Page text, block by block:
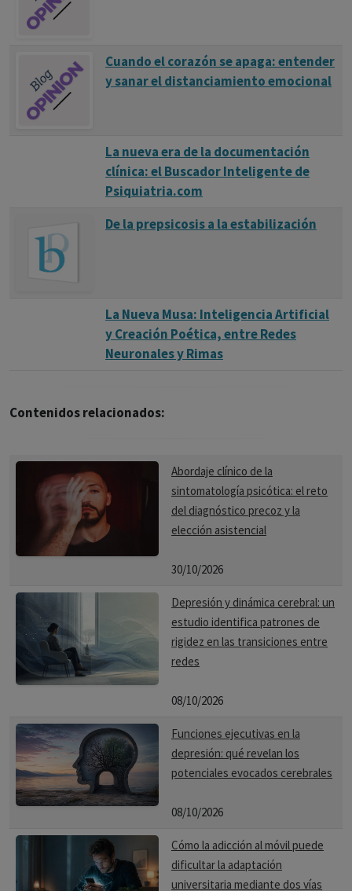
Cuando el corazón se apaga: entender
y sanar el distanciamiento emocional
La nueva era de la documentación
clínica: el Buscador Inteligente de
Psiquiatria.com
De la prepsicosis a la estabilización
La Nueva Musa: Inteligencia Artificial
y Creación Poética, entre Redes
Neuronales y Rimas
Contenidos relacionados:
Abordaje clínico de la
sintomatología psicótica: el reto
del diagnóstico precoz y la
elección asistencial
30/10/2026
Depresión y dinámica cerebral: un
estudio identifica patrones de
rigidez en las transiciones entre
redes
08/10/2026
Funciones ejecutivas en la
depresión: qué revelan los
potenciales evocados cerebrales
08/10/2026
Cómo la adicción al móvil puede
dificultar la adaptación
universitaria mediante dos vías